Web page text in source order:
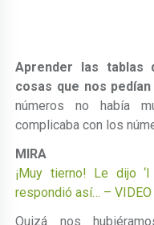
Aprender las tablas
cosas que nos
números no había
complicaba con los
MIRA
¡Muy tierno! Le dijo
respondió así… – VIDEO
Quizá nos